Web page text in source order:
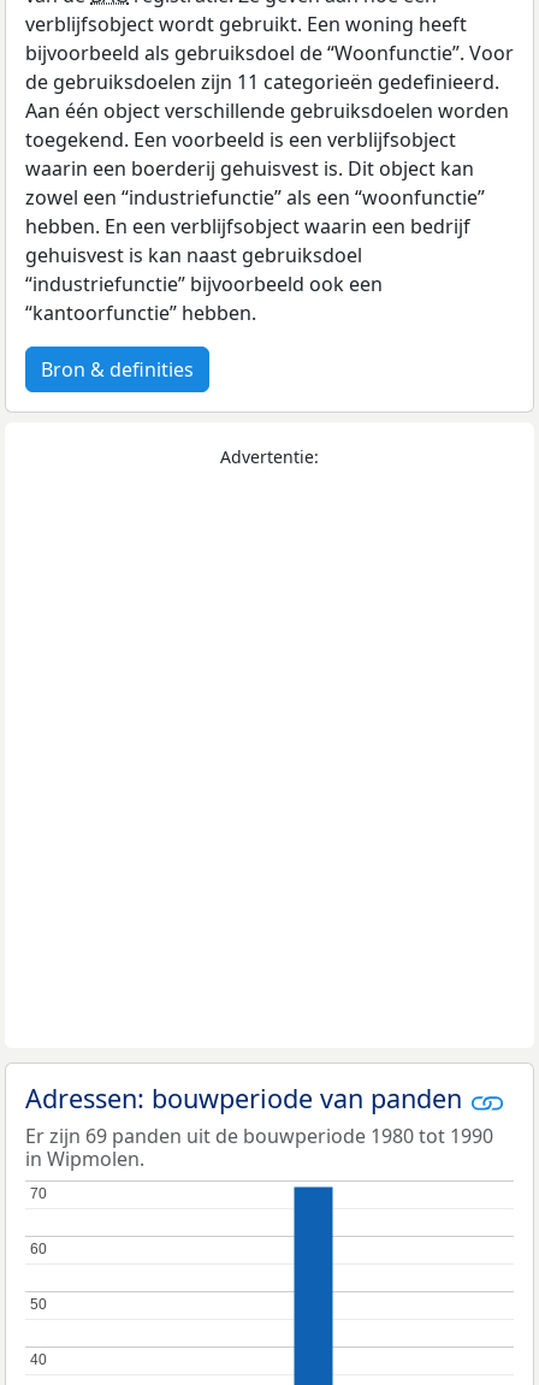
verblijfsobject wordt gebruikt. Een woning heeft
bijvoorbeeld als gebruiksdoel de “Woonfunctie”. Voor
de gebruiksdoelen zijn 11 categorieën gedefinieerd.
Aan één object verschillende gebruiksdoelen worden
toegekend. Een voorbeeld is een verblijfsobject
waarin een boerderij gehuisvest is. Dit object kan
zowel een “industriefunctie” als een “woonfunctie”
hebben. En een verblijfsobject waarin een bedrijf
gehuisvest is kan naast gebruiksdoel
“industriefunctie” bijvoorbeeld ook een
“kantoorfunctie” hebben.
Bron & definities
Advertentie:
Adressen: bouwperiode van panden
Er zijn 69 panden uit de bouwperiode 1980 tot 1990
in Wipmolen.
40
40
50
50
60
60
70
70